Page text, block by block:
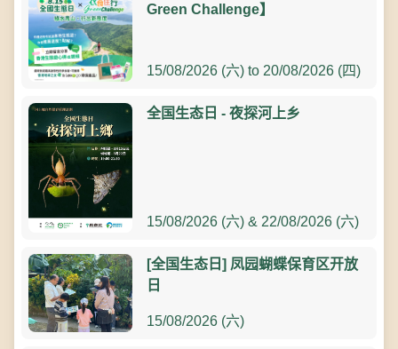
Green Challenge】
15/08/2026 (六) to 20/08/2026 (四)
全国生态日 - 夜探河上乡
15/08/2026 (六) & 22/08/2026 (六)
[全国生态日] 凤园蝴蝶保育区开放
日
15/08/2026 (六)